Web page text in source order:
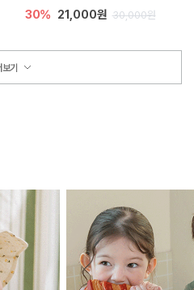
30% 21,000원 30,000원
보기